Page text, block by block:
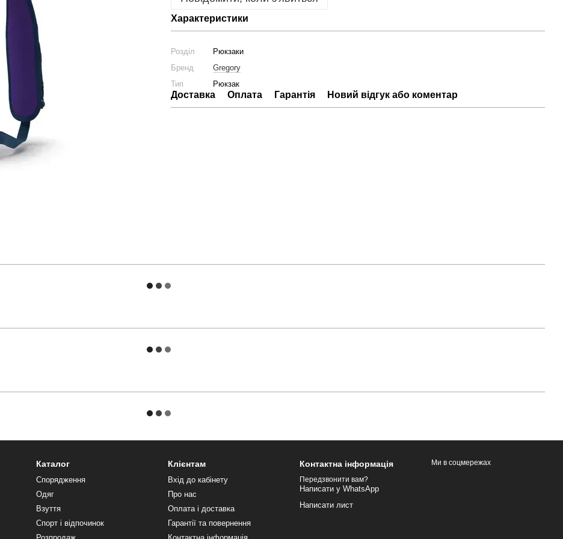
Характеристики
Розділ
Рюкзаки
Бренд
Gregory
Тип
Рюкзак
Доставка Оплата Гарантія Новий відгук або коментар
Каталог
Спорядження
Одяг
Взуття
Спорт і відпочинок
Клієнтам
Вхід до кабінету
Про нас
Оплата і доставка
Гарантії та повернення
Контактна інформація
Передзвонити вам?
Написати у WhatsApp
Написати лист
Ми в соцмережах